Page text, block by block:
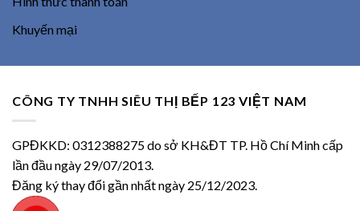
Khuyến mại
CÔNG TY TNHH SIÊU THỊ BẾP 123 VIỆT NAM
GPĐKKD: 0312388275 do sở KH&ĐT TP. Hồ Chí Minh cấp
lần đầu ngày 29/07/2013.
Đăng ký thay đổi gần nhất ngày 25/12/2023.